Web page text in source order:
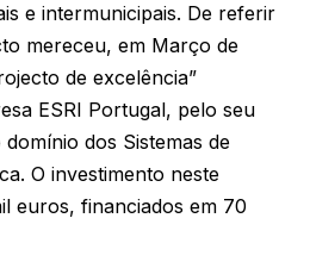
e intermunicipais. De referir
mereceu, em Março de
de excelência”
ESRI Portugal, pelo seu
dos Sistemas de
O investimento neste
euros, financiados em 70